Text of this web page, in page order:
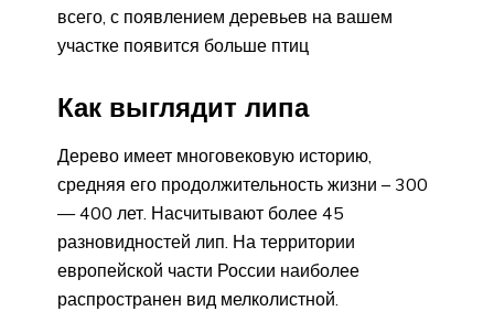
всего, с появлением деревьев на вашем
участке появится больше птиц
Как выглядит липа
Дерево имеет многовековую историю,
средняя его продолжительность жизни – 300
— 400 лет. Насчитывают более 45
разновидностей лип. На территории
европейской части России наиболее
распространен вид мелколистной.